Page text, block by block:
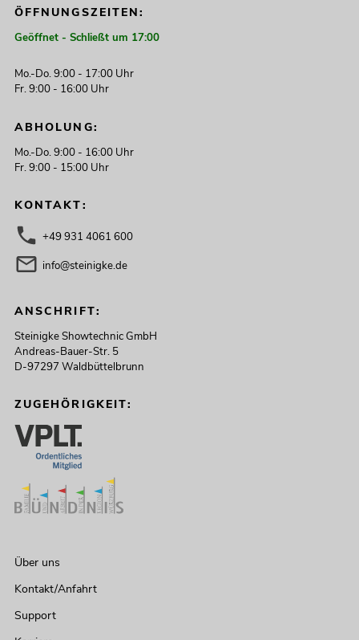
ÖFFNUNGSZEITEN:
Geöffnet - Schließt um 17:00
Mo.-Do. 9:00 - 17:00 Uhr
Fr. 9:00 - 16:00 Uhr
ABHOLUNG:
Mo.-Do. 9:00 - 16:00 Uhr
Fr. 9:00 - 15:00 Uhr
KONTAKT:
+49 931 4061 600
info@steinigke.de
ANSCHRIFT:
Steinigke Showtechnic GmbH
Andreas-Bauer-Str. 5
D-97297 Waldbüttelbrunn
ZUGEHÖRIGKEIT:
Über uns
Kontakt/Anfahrt
Support